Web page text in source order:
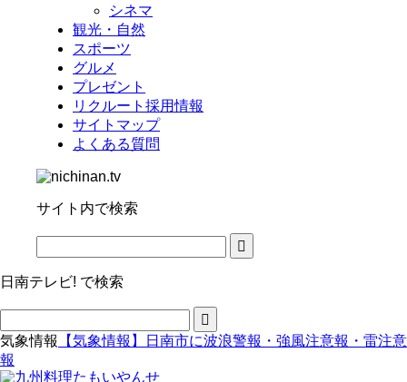
シネマ
観光・自然
スポーツ
グルメ
プレゼント
リクルート採用情報
サイトマップ
よくある質問
サイト内で検索
日南テレビ! で検索
気象情報
【気象情報】日南市に波浪警報・強風注意報・雷注意
報